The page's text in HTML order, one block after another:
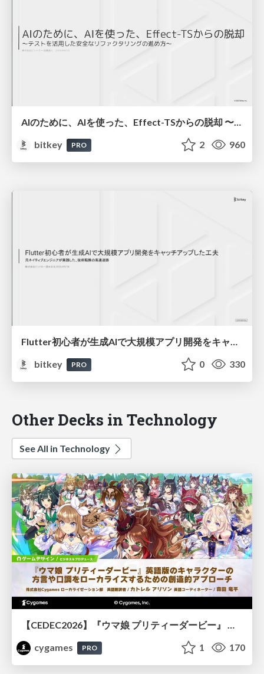
AIのために、AIを使った、Effect-TSからの脱却 〜テストを活用した安全なリファクタリングの進め方〜
bitkey
PRO 2 960
Flutter初心者が生成AIで大規模アプリ開発をキャッチアップした工夫 〜元ネイティブエンジニアが実践した、技術転換の高速道路〜 / Flutter with LLM: A Former Native Engineer's Fast Track to Large-Scale Apps
bitkey
PRO 0 330
Other Decks in Technology
See All in Technology
cygames
PRO 1 170